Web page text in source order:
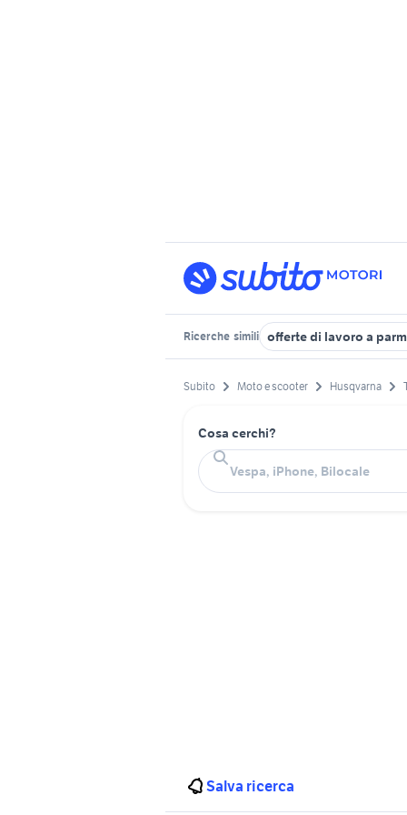
Ricerche simili offerte di lavoro a
Subito Moto e scooter Husqvarna
Cosa cerchi?
Salva ricerca